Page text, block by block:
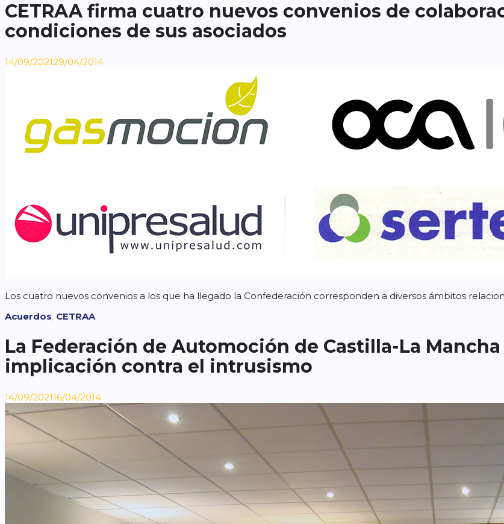
CETRAA firma cuatro nuevos convenios de
condiciones de sus asociados
14/09/202129/04/2014
Los cuatro nuevos convenios a los que ha llegado la Confederación corresponden a diversos ámbitos
Etiquetas
Acuerdos, CETRAA
La Federación de Automoción de Castilla-La
implicación contra el intrusismo
14/09/202116/04/2014